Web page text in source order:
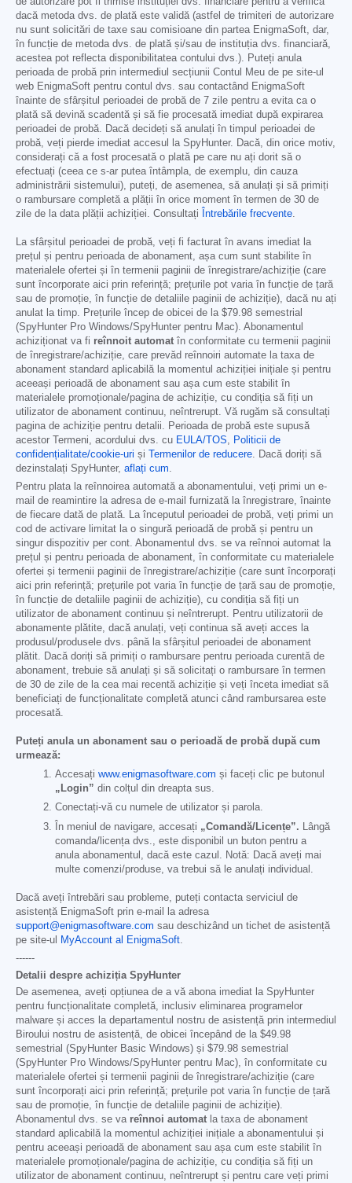
dacă metoda dvs. de plată este validă (astfel de trimiteri de autorizare
nu sunt solicitări de taxe sau comisioane din partea EnigmaSoft, dar,
în funcție de metoda dvs. de plată și/sau de instituția dvs. financiară,
acestea pot reflecta disponibilitatea contului dvs.). Puteți anula
perioada de probă prin intermediul secțiunii Contul Meu de pe site-ul
web EnigmaSoft pentru contul dvs. sau contactând EnigmaSoft
înainte de sfârșitul perioadei de probă de 7 zile pentru a evita ca o
plată să devină scadentă și să fie procesată imediat după expirarea
perioadei de probă. Dacă decideți să anulați în timpul perioadei de
probă, veți pierde imediat accesul la SpyHunter. Dacă, din orice motiv,
considerați că a fost procesată o plată pe care nu ați dorit să o
efectuați (ceea ce s-ar putea întâmpla, de exemplu, din cauza
administrării sistemului), puteți, de asemenea, să anulați și să primiți
o rambursare completă a plății în orice moment în termen de 30 de
zile de la data plății achiziției. Consultați
Întrebările frecvente.
La sfârșitul perioadei de probă, veți fi facturat în avans imediat la
prețul și pentru perioada de abonament, așa cum sunt stabilite în
materialele ofertei și în termenii paginii de înregistrare/achiziție (care
sunt încorporate aici prin referință; prețurile pot varia în funcție de țară
sau de promoție, în funcție de detaliile paginii de achiziție), dacă nu ați
anulat la timp. Prețurile încep de obicei de la $79.98 semestrial
(SpyHunter Pro Windows/SpyHunter pentru Mac). Abonamentul
achiziționat va fi reînnoit automat în conformitate cu termenii paginii
de înregistrare/achiziție, care prevăd reînnoiri automate la taxa de
abonament standard aplicabilă la momentul achiziției inițiale și pentru
aceeași perioadă de abonament sau așa cum este stabilit în
materialele promoționale/pagina de achiziție, cu condiția să fiți un
utilizator de abonament continuu, neîntrerupt. Vă rugăm să consultați
pagina de achiziție pentru detalii. Perioada de probă este supusă
acestor Termeni, acordului dvs. cu EULA/TOS, Politicii de
confidențialitate/cookie-uri și Termenilor de reducere. Dacă doriți să
dezinstalați SpyHunter, aflați cum.
Pentru plata la reînnoirea automată a abonamentului, veți primi un e-
mail de reamintire la adresa de e-mail furnizată la înregistrare, înainte
de fiecare dată de plată. La începutul perioadei de probă, veți primi un
cod de activare limitat la o singură perioadă de probă și pentru un
singur dispozitiv per cont. Abonamentul dvs. se va reînnoi automat la
prețul și pentru perioada de abonament, în conformitate cu materialele
ofertei și termenii paginii de înregistrare/achiziție (care sunt încorporați
aici prin referință; prețurile pot varia în funcție de țară sau de promoție,
în funcție de detaliile paginii de achiziție), cu condiția să fiți un
utilizator de abonament continuu și neîntrerupt. Pentru utilizatorii de
abonamente plătite, dacă anulați, veți continua să aveți acces la
produsul/produsele dvs. până la sfârșitul perioadei de abonament
plătit. Dacă doriți să primiți o rambursare pentru perioada curentă de
abonament, trebuie să anulați și să solicitați o rambursare în termen
de 30 de zile de la cea mai recentă achiziție și veți înceta imediat să
beneficiați de funcționalitate completă atunci când rambursarea este
procesată.
Puteți anula un abonament sau o perioadă de probă după cum
urmează:
Accesați www.enigmasoftware.com și faceți clic pe butonul
„Login” din colțul din dreapta sus.
Conectați-vă cu numele de utilizator și parola.
În meniul de navigare, accesați „Comandă/Licențe”. Lângă
comanda/licența dvs., este disponibil un buton pentru a
anula abonamentul, dacă este cazul. Notă: Dacă aveți mai
multe comenzi/produse, va trebui să le anulați individual.
Dacă aveți întrebări sau probleme, puteți contacta serviciul de
asistență EnigmaSoft prin e-mail la adresa
support@enigmasoftware.com sau deschizând un tichet de asistență
pe site-ul
MyAccount al EnigmaSoft
------
Detalii despre achiziția SpyHunter
De asemenea, aveți opțiunea de a vă abona imediat la SpyHunter
pentru funcționalitate completă, inclusiv eliminarea programelor
malware și acces la departamentul nostru de asistență prin intermediul
Biroului nostru de asistență, de obicei începând de la $49.98
semestrial (SpyHunter Basic Windows) și $79.98 semestrial
(SpyHunter Pro Windows/SpyHunter pentru Mac), în conformitate cu
materialele ofertei și termenii paginii de înregistrare/achiziție (care
sunt încorporați aici prin referință; prețurile pot varia în funcție de țară
sau de promoție, în funcție de detaliile paginii de achiziție).
Abonamentul dvs. se va reînnoi automat la taxa de abonament
standard aplicabilă la momentul achiziției inițiale a abonamentului și
pentru aceeași perioadă de abonament sau așa cum este stabilit în
materialele promoționale/pagina de achiziție, cu condiția să fiți un
utilizator de abonament continuu, neîntrerupt și pentru care veți primi